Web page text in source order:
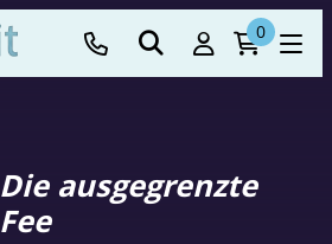
0
Die ausgegrenzte
Fee